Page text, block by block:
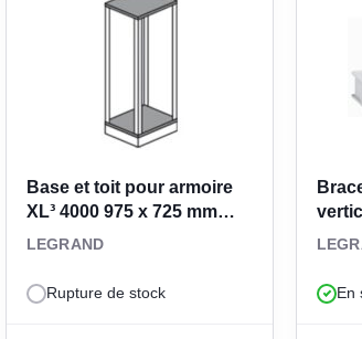
pour les tableaux de
de fixation remplit une fonction
XL³ 4000. Elle s’adresse aux
un accessoire de tableau pensé pour ce type
un composant de distribution électrique
montage et la cohérence d’implantation
Base et toit pour armoire
XL³ 4000 975 x 725 mm
020508
LEGRAND
Rupture de stock En